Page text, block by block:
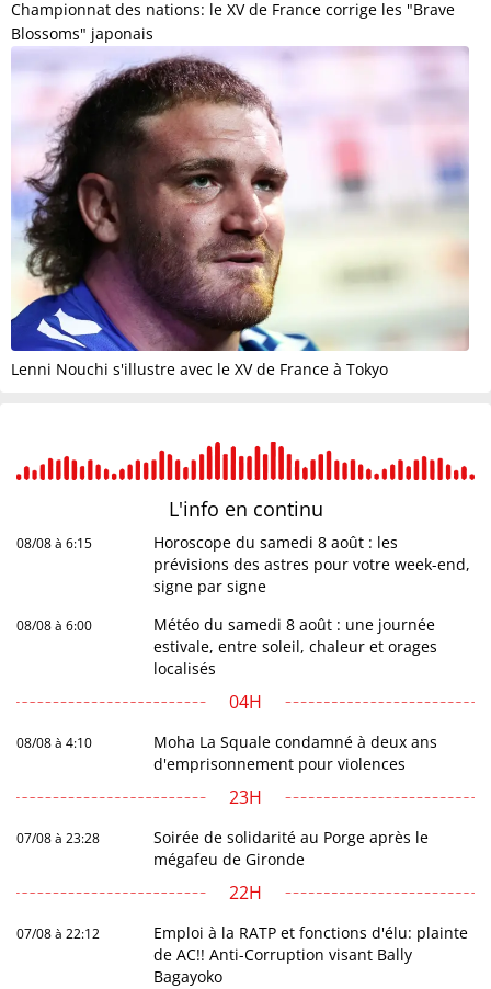
Championnat des nations: le XV de France corrige les "Brave
Blossoms" japonais
Lenni Nouchi s'illustre avec le XV de France à Tokyo
L'info en continu
08/08 à 6:15
Horoscope du samedi 8 août : les
prévisions des astres pour votre week-end,
signe par signe
08/08 à 6:00
Météo du samedi 8 août : une journée
estivale, entre soleil, chaleur et orages
localisés
04H
08/08 à 4:10
Moha La Squale condamné à deux ans
d'emprisonnement pour violences
23H
07/08 à 23:28
Soirée de solidarité au Porge après le
mégafeu de Gironde
22H
07/08 à 22:12
Emploi à la RATP et fonctions d'élu: plainte
de AC!! Anti-Corruption visant Bally
Bagayoko